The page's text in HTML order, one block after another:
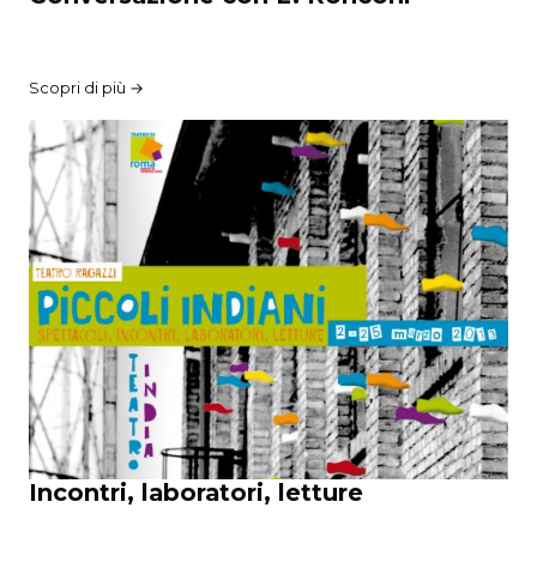
Scopri di più →
Incontri, laboratori, letture